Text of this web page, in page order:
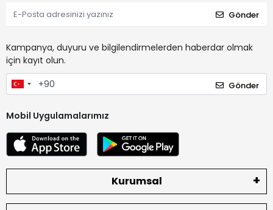
Gönder
Kampanya, duyuru ve bilgilendirmelerden haberdar olmak
için kayıt olun.
Gönder
Mobil Uygulamalarımız
Kurumsal